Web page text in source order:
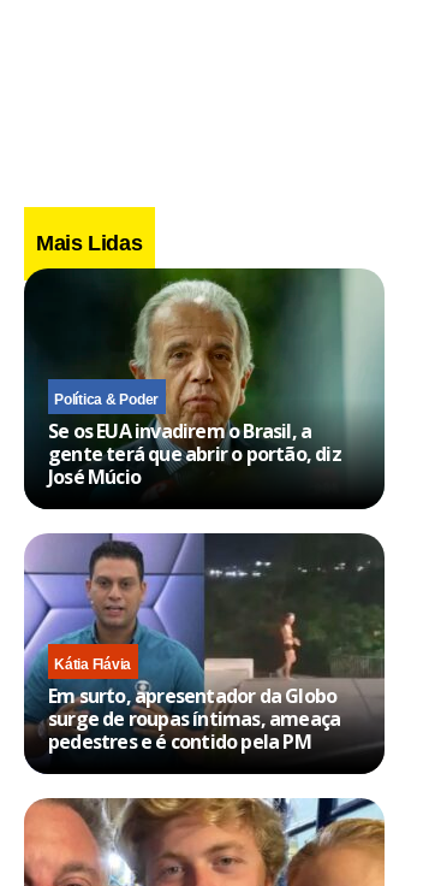
Mais Lidas
Política & Poder
Se os EUA invadirem o Brasil, a
gente terá que abrir o portão, diz
José Múcio
Kátia Flávia
Em surto, apresentador da Globo
surge de roupas íntimas, ameaça
pedestres e é contido pela PM